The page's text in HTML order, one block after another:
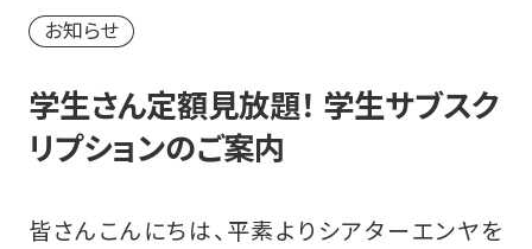
お知らせ
学生さん定額見放題！ 学生サブスク
リプションのご案内
皆さんこんにちは、平素よりシアターエンヤを